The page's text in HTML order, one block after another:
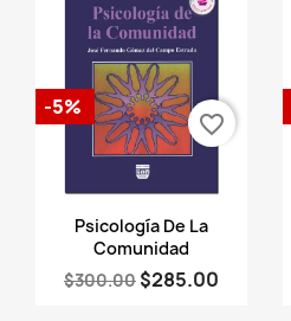
Vista rápida
Psicología De La
Comunidad
$300.00 $285.00
-5%
favorite_border